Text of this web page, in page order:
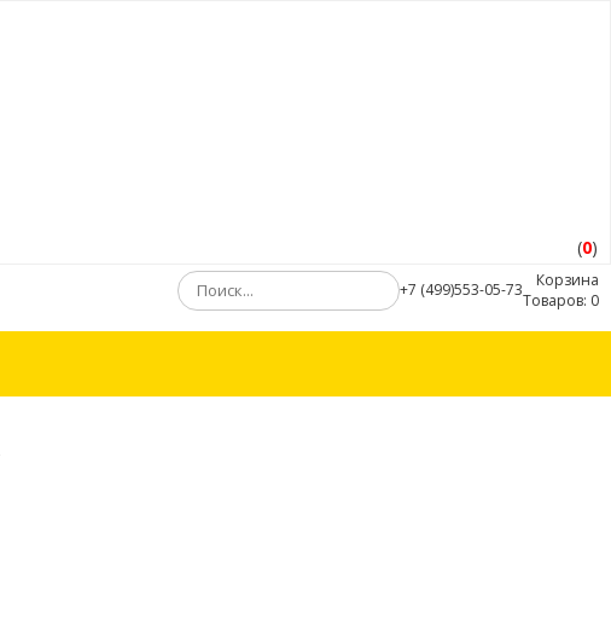
(0)
+7 (499)553-05-73
Корзина
Товаров: 0